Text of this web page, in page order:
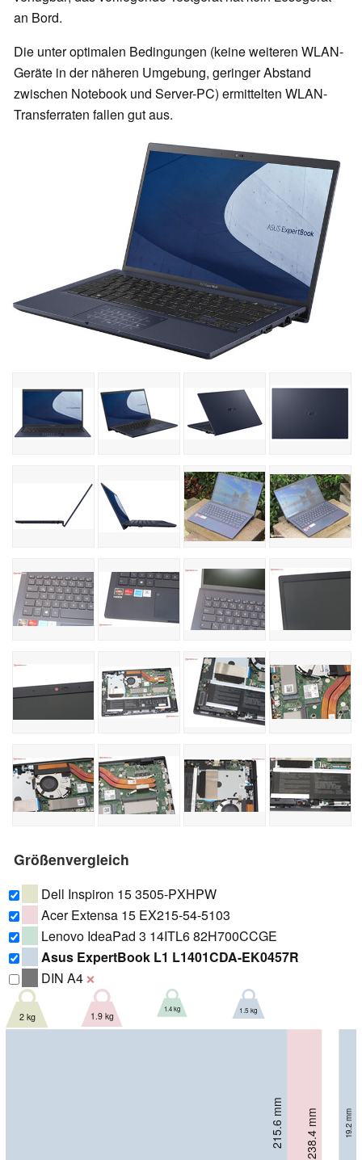
an Bord.
Die unter optimalen Bedingungen (keine weiteren WLAN-
Geräte in der näheren Umgebung, geringer Abstand
zwischen Notebook und Server-PC) ermittelten WLAN-
Transferraten fallen gut aus.
Größenvergleich
Dell Inspiron 15 3505-PXHPW
Acer Extensa 15 EX215-54-5103
Lenovo IdeaPad 3 14ITL6 82H700CCGE
Asus ExpertBook L1 L1401CDA-EK0457R
DIN A4 ❌
249 mm 19.89 mm
2 kg
238.4 mm 19.9 mm
1.9 kg
215.7 mm 19.9 mm
1.4 kg
215.6 mm 19.2 mm
1.5 kg